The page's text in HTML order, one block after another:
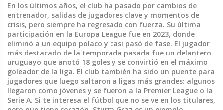
En los últimos años, el club ha pasado por cambios de
entrenador, salidas de jugadores clave y momentos de
crisis, pero siempre ha regresado con fuerza. Su última
participación en la Europa League fue en 2023, donde
eliminó a un equipo polaco y casi pasó de fase. El jugador
más destacado de la temporada pasada fue un delantero
uruguayo que anotó 18 goles y se convirtió en el máximo
goleador de la liga. El club también ha sido un puente para
jugadores que luego saltaron a ligas más grandes: algunos
llegaron como jóvenes y se fueron a la Premier League o la
Serie A. Si te interesa el fútbol que no se ve en los titulares,